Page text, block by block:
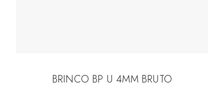
BRINCO BP U 4MM BRUTO